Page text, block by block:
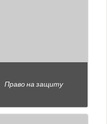
Право на защиту